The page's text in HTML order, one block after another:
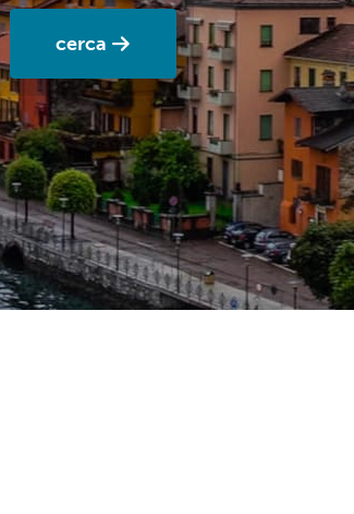
cerca